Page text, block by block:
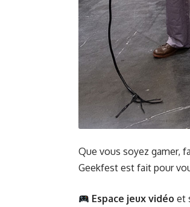
Que vous soyez gamer,
Geekfest est fait pour
Espace jeux vidéo et